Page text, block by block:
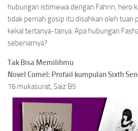
hubungan istimewa dengan Fahrin, hero
tidak pernah gosip itu disahkan oleh tuan
kekal tertanya-tanya. Apa hubungan
sebenarnya?
Tak Bisa Memilihmu
Novel Comel: Profail kumpulan Sixth
16 mukasurat, Saiz B5